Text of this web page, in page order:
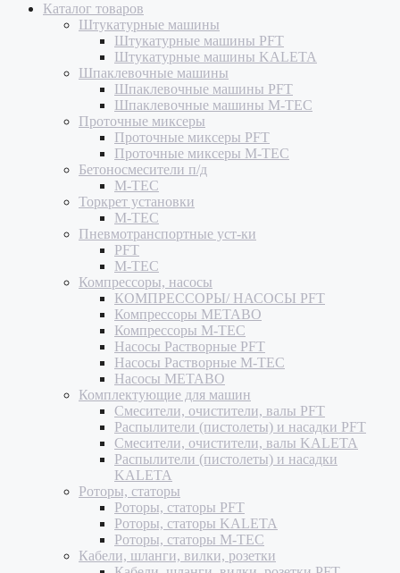
Каталог товаров
Штукатурные машины
Штукатурные машины PFT
Штукатурные машины KALETA
Шпаклевочные машины
Шпаклевочные машины PFT
Шпаклевочные машины M-TEC
Проточные миксеры
Проточные миксеры PFT
Проточные миксеры M-TEC
Бетоносмесители п/д
M-TEC
Торкрет установки
M-TEC
Пневмотранспортные уст-ки
PFT
M-TEC
Компрессоры, насосы
КОМПРЕССОРЫ/ НАСОСЫ PFT
Компрессоры METABO
Компрессоры M-TEC
Насосы Растворные PFT
Насосы Растворные M-TEC
Насосы METABO
Комплектующие для машин
Смесители, очистители, валы PFT
Распылители (пистолеты) и насадки PFT
Смесители, очистители, валы KALETA
Распылители (пистолеты) и насадки
KALETA
Роторы, статоры
Роторы, статоры PFT
Роторы, статоры KALETA
Роторы, статоры M-TEC
Кабели, шланги, вилки, розетки